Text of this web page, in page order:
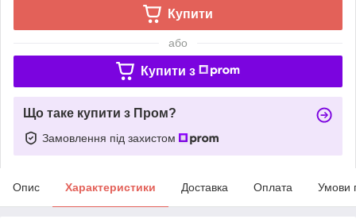
Купити
або
Купити з
Що таке купити з Пром?
Замовлення під захистом
Опис Характеристики Доставка Оплата Умови